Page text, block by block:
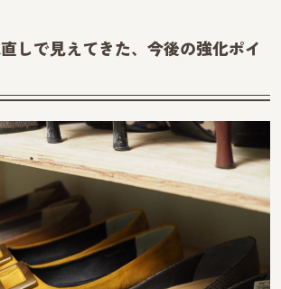
しで見えてきた、今後の強化ポイ